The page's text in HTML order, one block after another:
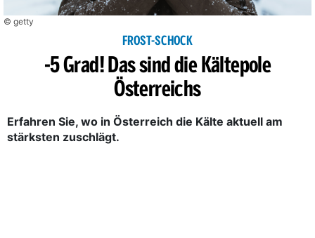
© getty
FROST-SCHOCK
-5 Grad! Das sind die Kältepole
Österreichs
Erfahren Sie, wo in Österreich die Kälte aktuell am
stärksten zuschlägt.